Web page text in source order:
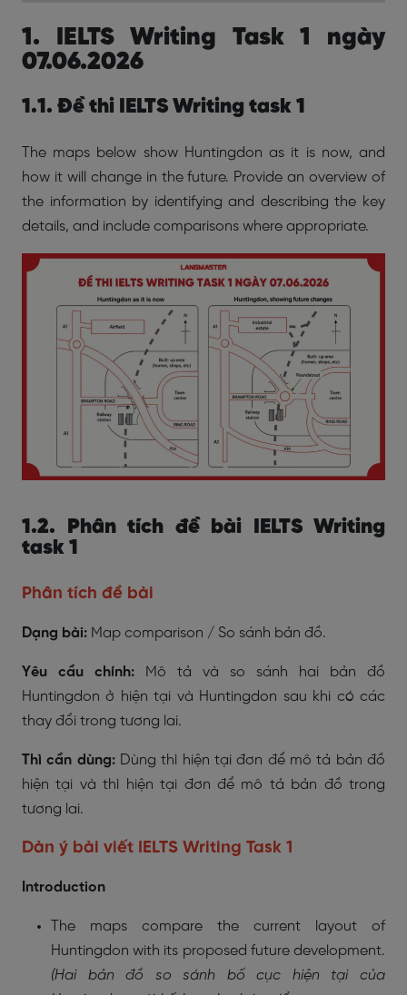
1. IELTS Writing Task 1 ngày
07.06.2026
1.1. Đề thi IELTS Writing task 1
The maps below show Huntingdon as it is now, and
how it will change in the future. Provide an overview of
the information by identifying and describing the key
details, and include comparisons where appropriate.
1.2. Phân tích đề bài IELTS Writing
task 1
Phân tích đề bài
Dạng bài: Map comparison / So sánh bản đồ.
Yêu cầu chính:
Mô tả và so sánh hai bản đồ
Huntingdon ở hiện tại và Huntingdon sau khi có các
thay đổi trong tương lai.
Thì cần dùng: Dùng thì hiện tại đơn để mô tả bản đồ
hiện tại và thì hiện tại đơn để mô tả bản đồ trong
tương lai.
Dàn ý bài viết IELTS Writing Task 1
Introduction
The maps compare the current layout of
Huntingdon with its proposed future development.
(Hai bản đồ so sánh bố cục hiện tại của